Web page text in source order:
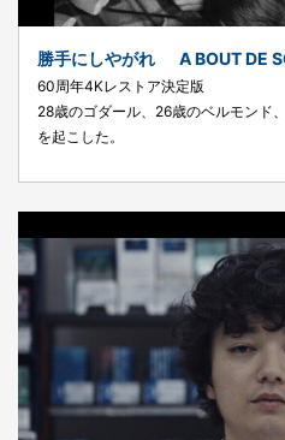
勝手にしやがれ A BOUT DE
60周年4Kレストア決定版
28歳のゴダール、26歳のベルモンド
を起こした。